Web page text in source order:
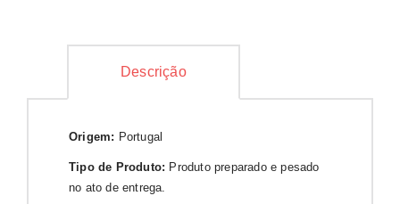
Descrição
Origem: Portugal
Tipo de Produto: Produto preparado e pesado
no ato de entrega.